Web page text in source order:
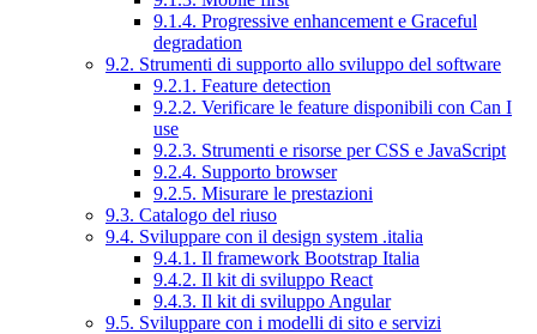
9.1.4. Progressive enhancement e Graceful
degradation
9.2. Strumenti di supporto allo sviluppo del software
9.2.1. Feature detection
9.2.2. Verificare le feature disponibili con Can I
use
9.2.3. Strumenti e risorse per CSS e JavaScript
9.2.4. Supporto browser
9.2.5. Misurare le prestazioni
9.3. Catalogo del riuso
9.4. Sviluppare con il design system .italia
9.4.1. Il framework Bootstrap Italia
9.4.2. Il kit di sviluppo React
9.4.3. Il kit di sviluppo Angular
9.5. Sviluppare con i modelli di sito e servizi